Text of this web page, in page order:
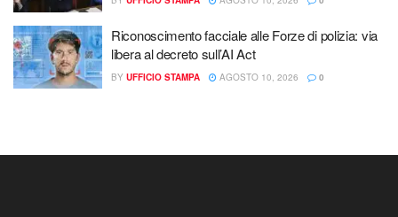
Riconoscimento facciale alle Forze di polizia: via
libera al decreto sull’AI Act
BY UFFICIO STAMPA AGOSTO 10, 2026 0